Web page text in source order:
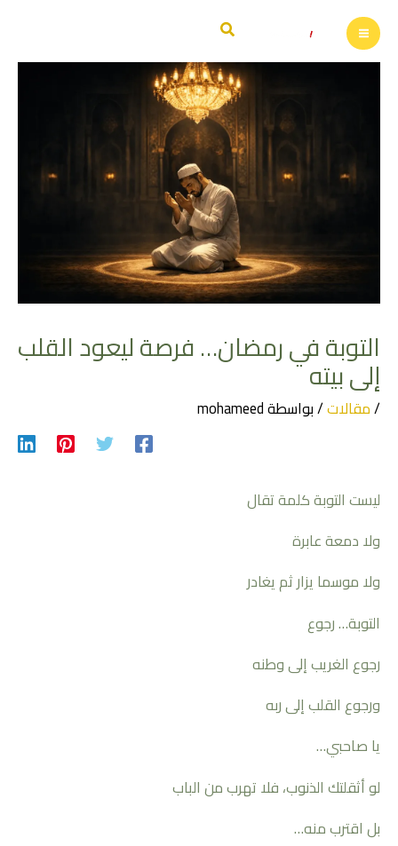
تخطي
إلى
المحتوى
البحث
التوبة في رمضان… فرصة ليعود القلب
إلى بيته
/مقالات/ بواسطةmohameed
ليست التوبة كلمة تقال
ولا دمعة عابرة
ولا موسما يزار ثم يغادر
التوبة… رجوع
رجوع الغريب إلى وطنه
ورجوع القلب إلى ربه
يا صاحبي…
لو أثقلتك الذنوب، فلا تهرب من الباب
بل اقترب منه…